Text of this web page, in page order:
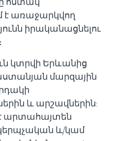
առաջարկվող
իրականացնելու
կտրվի Երևանից
մարզային
և արշավներին:
արտահայտեն
և/կամ